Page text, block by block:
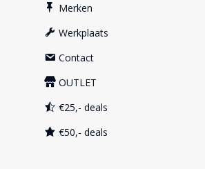
Merken
Werkplaats
Contact
OUTLET
€25,- deals
€50,- deals